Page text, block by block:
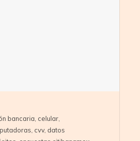
bancaria celular
cvv, datos